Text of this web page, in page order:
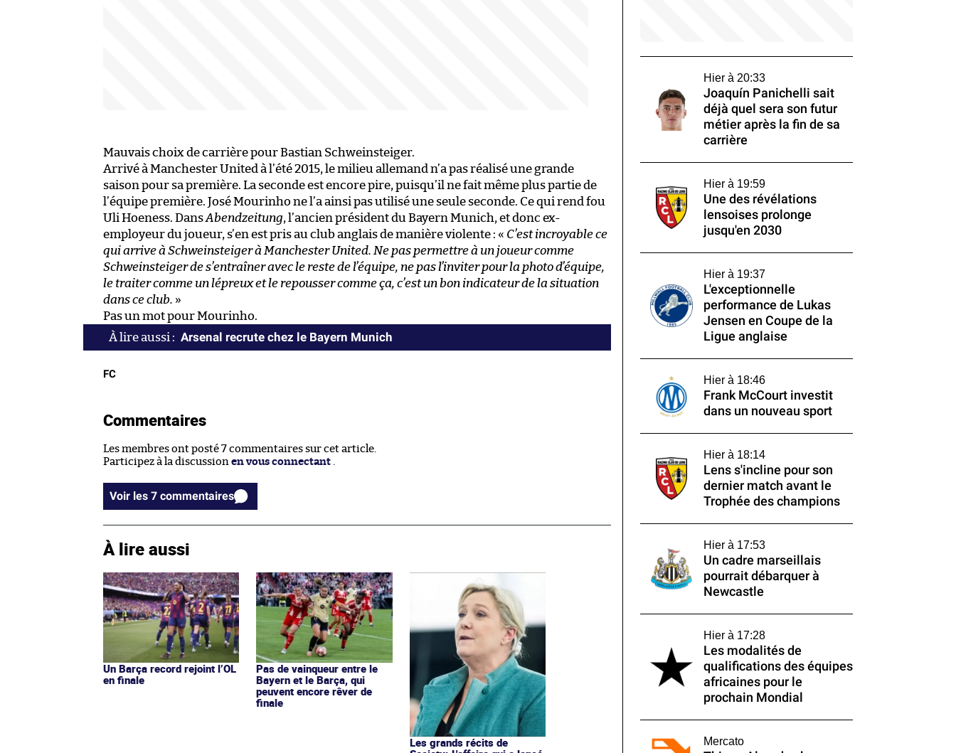
Mauvais choix de carrière pour Bastian Schweinsteiger.
Arrivé à Manchester United à l’été 2015, le milieu allemand n’a pas réalisé une grande
saison pour sa première. La seconde est encore pire, puisqu’il ne fait même plus partie de
l’équipe première. José Mourinho ne l’a ainsi pas utilisé une seule seconde. Ce qui rend fou
Uli Hoeness. DansAbendzeitung, l’ancien président du Bayern Munich, et donc ex-
employeur du joueur, s’en est pris au club anglais de manière violente : « C’est incroyable ce
qui arrive à Schweinsteiger à Manchester United. Ne pas permettre à un joueur comme
Schweinsteiger de s’entraîner avec le reste de l’équipe, ne pas l’inviter pour la photo d’équipe,
le traiter comme un lépreux et le repousser comme ça, c’est un bon indicateur de la situation
dans ce club. »
Pas un mot pour Mourinho.
Arsenal recrute chez le Bayern Munich
FC
Commentaires
Les membres ont posté 7 commentaires sur cet article.
Participez à la discussion en vous connectant
Voir les 7 commentaires
À lire aussi
Un Barça record rejoint l’OL
en finale
Pas de vainqueur entre le
Bayern et le Barça, qui
peuvent encore rêver de
finale
Les grands récits de
Hier à 20:33
Joaquín Panichelli sait
déjà quel sera son futur
métier après la fin de sa
carrière
Hier à 19:59
Une des révélations
lensoises prolonge
jusqu'en 2030
Hier à 19:37
L'exceptionnelle
performance de Lukas
Jensen en Coupe de la
Ligue anglaise
Hier à 18:46
Frank McCourt investit
dans un nouveau sport
Hier à 18:14
Lens s'incline pour son
dernier match avant le
Trophée des champions
Hier à 17:53
Un cadre marseillais
pourrait débarquer à
Newcastle
Hier à 17:28
Les modalités de
qualifications des équipes
africaines pour le
prochain Mondial
Mercato